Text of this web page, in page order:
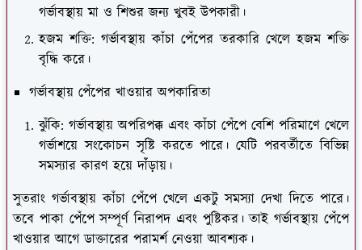
গর্ভাবস্থায় মা ও শিশুর জন্য খুবই উপকারী।
হজম শক্তি: গর্ভাবস্থায় কাঁচা পেঁপের তরকারি খেলে হজম শক্তি
বৃদ্ধি করে।
গর্ভাবস্থায় পেঁপের খাওয়ার অপকারিতা
ঝুঁকি: গর্ভাবস্থায় অপরিপক্ক এবং কাঁচা পেঁপে বেশি পরিমাণে খেলে
গর্ভাশয়ে সংকোচন সৃষ্টি করতে পারে। যেটি পরবর্তীতে বিভিন্ন
সমস্যার কারণ হয়ে দাঁঁড়ায়।
সুতরাং গর্ভাবস্থায় কাঁচা পেঁপে খেলে একটু সমস্যা দেখা দিতে পারে।
তবে পাকা পেঁপে সম্পূর্ণ নিরাপদ এবং পুষ্টিকর। তাই গর্ভাবস্থায় পেঁপে
খাওয়ার আগে ডাক্তারের পরামর্শ নেওয়া আবশ্যক।